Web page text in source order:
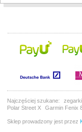
Najczęściej szukane:
Polar Street X
Garmin Fenix
Sklep prowadzony jest przez